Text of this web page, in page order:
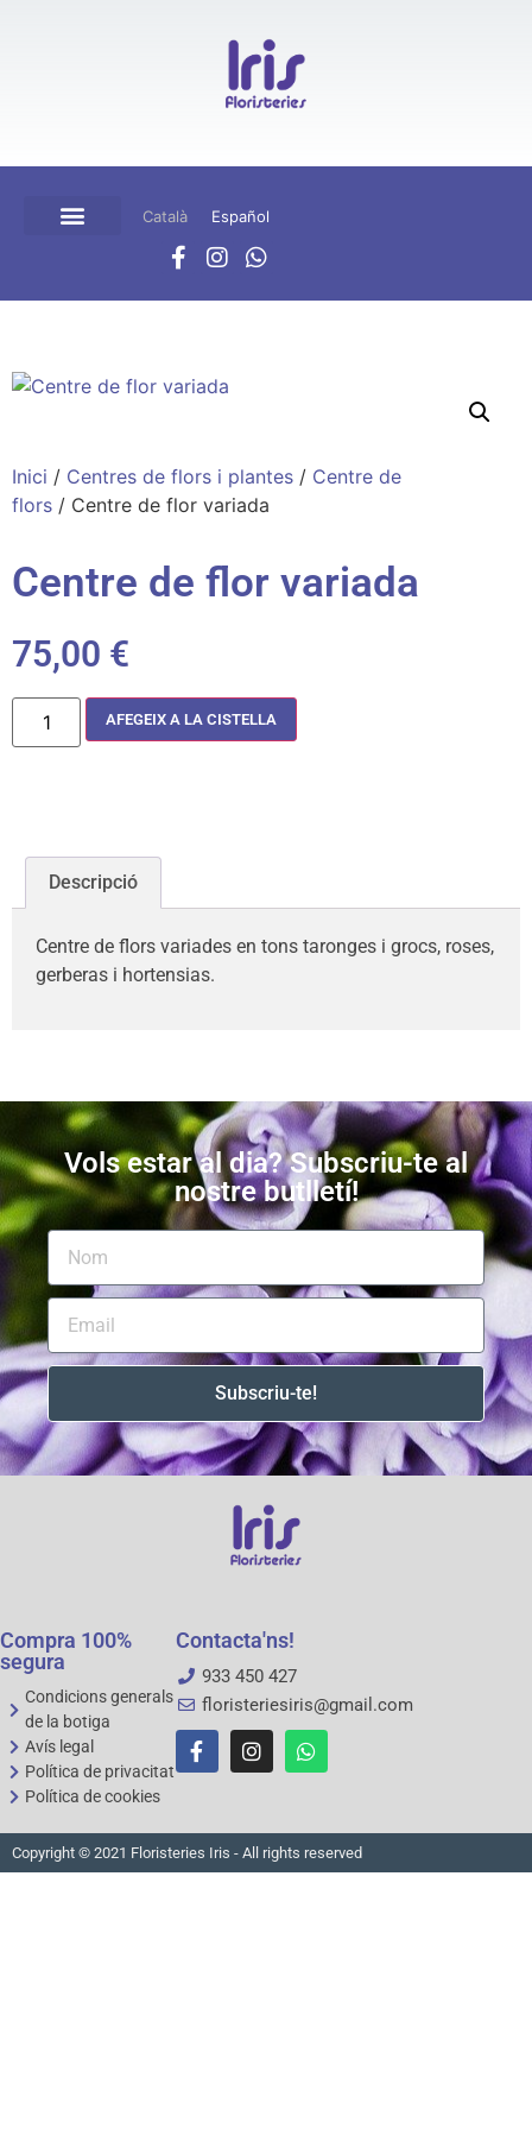
Català Español
Inici / Centres de flors i plantes / Centre de
flors / Centre de flor variada
Centre de flor variada
75,00 €
AFEGEIX A LA CISTELLA
Descripció
Centre de flors variades en tons taronges i grocs, roses,
gerberas i hortensias.
Vols estar al dia? Subscriu-te al
nostre butlletí!
Subscriu-te!
Compra 100%
segura
Condicions generals
de la botiga
Avís legal
Política de privacitat
Política de cookies
Contacta'ns!
933 450 427
floristeriesiris@gmail.com
Copyright © 2021 Floristeries Iris - All rights reserved